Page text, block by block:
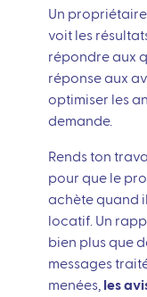
Un propriétaire
voit les
répondre aux
réponse aux
optimiser les
demande.
Rends ton
pour que le
achète quand
locatif. Un
bien plus que
messages
menées,
les